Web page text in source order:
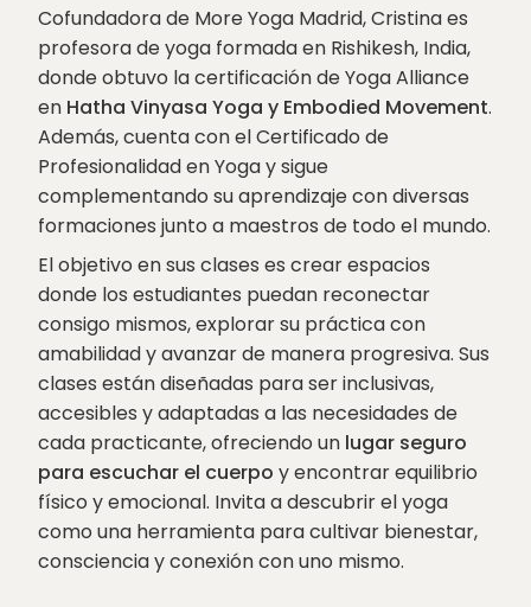
Cofundadora de More Yoga Madrid, Cristina es
profesora de yoga formada en Rishikesh, India,
donde obtuvo la certificación de Yoga Alliance
en Hatha Vinyasa Yoga y Embodied Movement.
Además, cuenta con el Certificado de
Profesionalidad en Yoga y sigue
complementando su aprendizaje con diversas
formaciones junto a maestros de todo el mundo.
El objetivo en sus clases es crear espacios
donde los estudiantes puedan reconectar
consigo mismos, explorar su práctica con
amabilidad y avanzar de manera progresiva. Sus
clases están diseñadas para ser inclusivas,
accesibles y adaptadas a las necesidades de
cada practicante, ofreciendo un lugar seguro
para escuchar el cuerpo y encontrar equilibrio
físico y emocional. Invita a descubrir el yoga
como una herramienta para cultivar bienestar,
consciencia y conexión con uno mismo.